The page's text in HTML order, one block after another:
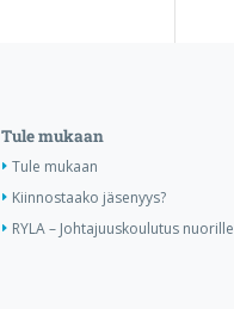
Tule mukaan
Tule mukaan
Kiinnostaako jäsenyys?
RYLA – Johtajuuskoulutus nuorille